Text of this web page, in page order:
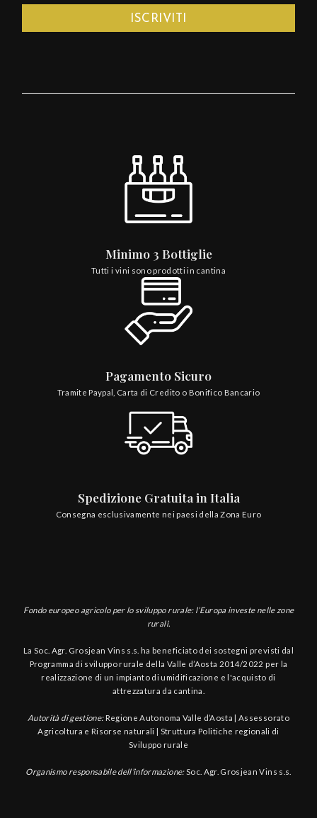
Minimo 3 Bottiglie
Tutti i vini sono prodotti in cantina
Pagamento Sicuro
Tramite Paypal, Carta di Credito o Bonifico Bancario
Spedizione Gratuita in Italia
Consegna esclusivamente nei paesi della Zona Euro
Fondo europeo agricolo per lo sviluppo rurale: l’Europa investe nelle zone
rurali.
La Soc. Agr. Grosjean Vins s.s. ha beneficiato dei sostegni previsti dal
Programma di sviluppo rurale della Valle d’Aosta 2014/2022 per la
realizzazione di un impianto di umidificazione e l'acquisto di
attrezzatura da cantina.
Autorità di gestione:Regione Autonoma Valle d’Aosta | Assessorato
Agricoltura e Risorse naturali | Struttura Politiche regionali di
Sviluppo rurale
Organismo responsabile dell’informazione:Soc. Agr. Grosjean Vins s.s.